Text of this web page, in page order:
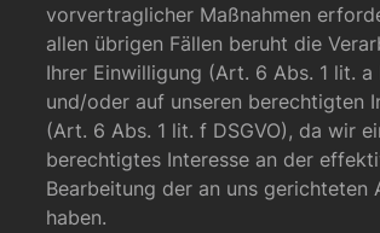
vorvertraglicher Maßnahmen
allen übrigen Fällen beruht die
Ihrer Einwilligung (Art. 6 Abs. 1 lit. a
und/oder auf unseren berechtigten
(Art. 6 Abs. 1 lit. f DSGVO), da wir
berechtigtes Interesse an der
Bearbeitung der an uns gerichteten
haben.